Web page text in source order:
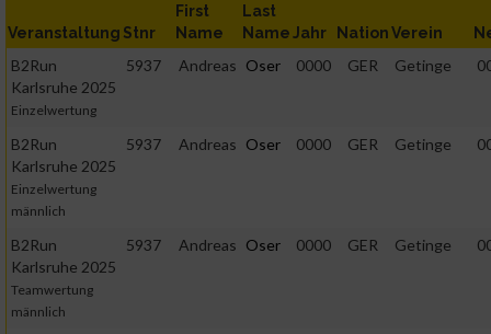
Veranstaltung Stnr
First
Name
Last
NameJahr NationVerein
B2Run
Karlsruhe 2025
Einzelwertung
5937 Andreas Oser 0000 GER Getinge
B2Run
Karlsruhe 2025
Einzelwertung
männlich
5937 Andreas Oser 0000 GER Getinge
B2Run
Karlsruhe 2025
Teamwertung
männlich
5937 Andreas Oser 0000 GER Getinge